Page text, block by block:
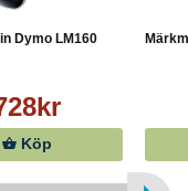
Dymo LM160
Köp